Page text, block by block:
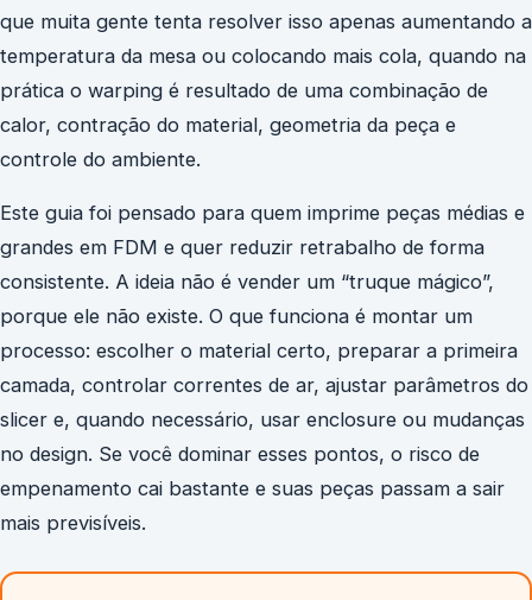
que muita gente tenta resolver isso apenas aumentando a
temperatura da mesa ou colocando mais cola, quando na
prática o warping é resultado de uma combinação de
calor, contração do material, geometria da peça e
controle do ambiente.
Este guia foi pensado para quem imprime peças médias e
grandes em FDM e quer reduzir retrabalho de forma
consistente. A ideia não é vender um “truque mágico”,
porque ele não existe. O que funciona é montar um
processo: escolher o material certo, preparar a primeira
camada, controlar correntes de ar, ajustar parâmetros do
slicer e, quando necessário, usar enclosure ou mudanças
no design. Se você dominar esses pontos, o risco de
empenamento cai bastante e suas peças passam a sair
mais previsíveis.